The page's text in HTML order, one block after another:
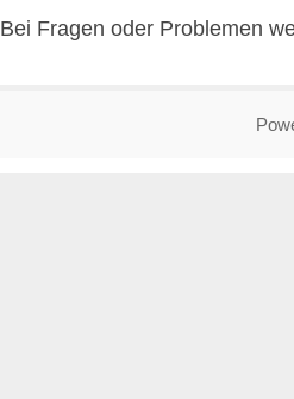
Bei Fragen oder Problemen